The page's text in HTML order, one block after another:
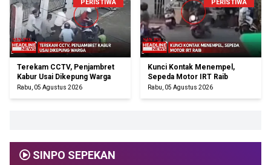
PERISTIWA
Terekam CCTV, Penjambret
Kabur Usai Dikepung Warga
Rabu, 05 Agustus 2026
PERISTIWA
Kunci Kontak Menempel,
Sepeda Motor IRT Raib
Rabu, 05 Agustus 2026
SINPO SEPEKAN